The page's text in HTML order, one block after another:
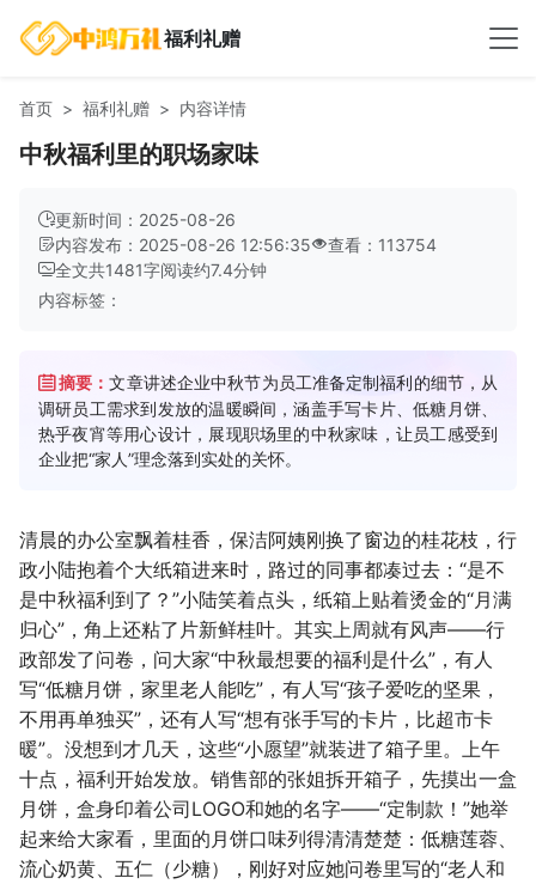
福利礼赠
首页 福利礼赠 内容详情
中秋福利里的职场家味
更新时间：2025-08-26
内容发布：2025-08-26 12:56:35
查看：113754
全文共1481字阅读约7.4分钟
内容标签：
摘要：文章讲述企业中秋节为员工准备定制福利的细节，从
调研员工需求到发放的温暖瞬间，涵盖手写卡片、低糖月饼、
热乎夜宵等用心设计，展现职场里的中秋家味，让员工感受到
企业把“家人”理念落到实处的关怀。
清晨的办公室飘着桂香，保洁阿姨刚换了窗边的桂花枝，行
政小陆抱着个大纸箱进来时，路过的同事都凑过去：“是不
是中秋福利到了？”小陆笑着点头，纸箱上贴着烫金的“月满
归心”，角上还粘了片新鲜桂叶。其实上周就有风声——行
政部发了问卷，问大家“中秋最想要的福利是什么”，有人
写“低糖月饼，家里老人能吃”，有人写“孩子爱吃的坚果，
不用再单独买”，还有人写“想有张手写的卡片，比超市卡
暖”。没想到才几天，这些“小愿望”就装进了箱子里。上午
十点，福利开始发放。销售部的张姐拆开箱子，先摸出一盒
月饼，盒身印着公司LOGO和她的名字——“定制款！”她举
起来给大家看，里面的月饼口味列得清清楚楚：低糖莲蓉、
流心奶黄、五仁（少糖），刚好对应她问卷里写的“老人和